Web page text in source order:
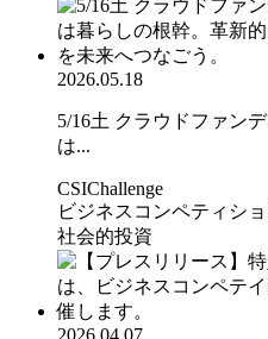
2026.05.18
5/16土 クラウドファン
は...
CSIChallenge
ビジネスコンペティシ
社会的投資
2026.04.07